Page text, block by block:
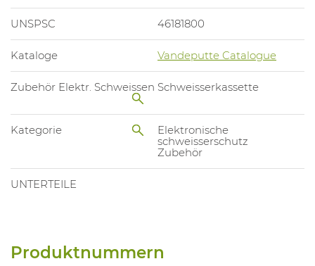
UNSPSC 46181800
Kataloge Vandeputte Catalogue
Zubehör Elektr. Schweissen Schweisserkassette
Kategorie
Elektronische
schweisserschutz
Zubehör
UNTERTEILE
Produktnummern